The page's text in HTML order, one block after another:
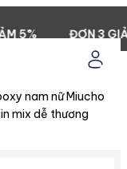
5% ĐƠN 3 GIẢM
nam nữ Miucho
mix dễ thương